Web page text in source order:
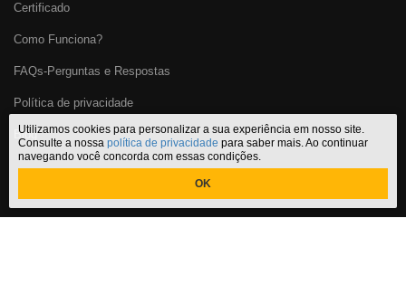
Certificado
Como Funciona?
FAQs-Perguntas e Respostas
Política de privacidade
Blog
Utilizamos cookies para personalizar a sua experiência em nosso site.
Consulte a nossa política de privacidade para saber mais. Ao continuar
navegando você concorda com essas condições.
OK